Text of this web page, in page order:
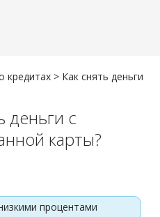
кредитах > Как снять деньги
деньги с
карты?
процентами